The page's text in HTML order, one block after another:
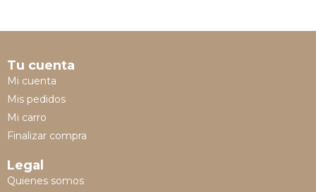
Tu cuenta
Mi cuenta
Mis pedidos
Mi carro
Finalizar compra
Legal
Quienes somos